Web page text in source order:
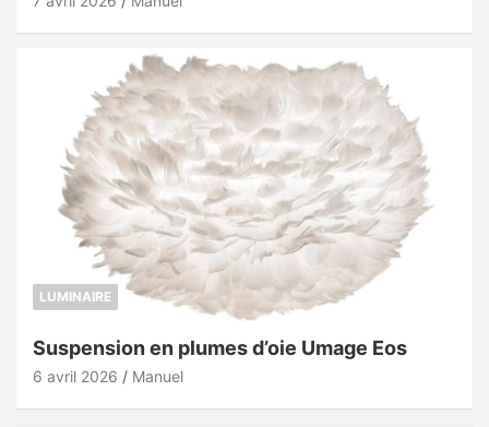
LUMINAIRE
Suspension en plumes d’oie Umage Eos
6 avril 2026 Manuel